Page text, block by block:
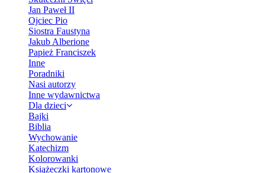
Jan Paweł II
Ojciec Pio
Siostra Faustyna
Jakub Alberione
Papież Franciszek
Inne
Poradniki
Nasi autorzy
Inne wydawnictwa
Dla dzieci
Bajki
Biblia
Wychowanie
Katechizm
Kolorowanki
Książeczki kartonowe